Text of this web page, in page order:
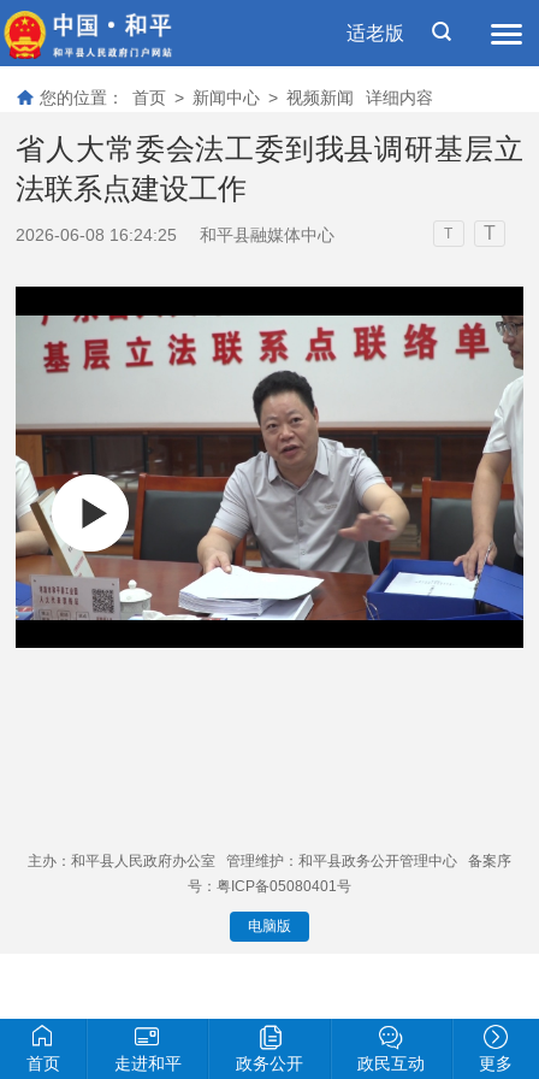
适老版
您的位置： 首页 > 新闻中心 > 视频新闻 详细内容
省人大常委会法工委到我县调研基层立
法联系点建设工作
2026-06-08 16:24:25 和平县融媒体中心 T T
主办：和平县人民政府办公室 管理维护：和平县政务公开管理中心 备案序
号：粤ICP备05080401号
电脑版
首页 走进和平 政务公开 政民互动 更多